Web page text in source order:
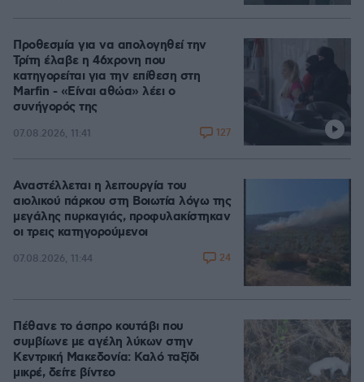
Προθεσμία για να απολογηθεί την
Τρίτη έλαβε η 46χρονη που
κατηγορείται για την επίθεση στη
Marfin - «Είναι αθώα» λέει ο
συνήγορός της
07.08.2026, 11:41 127
Αναστέλλεται η λειτουργία του
αιολικού πάρκου στη Βοιωτία λόγω της
μεγάλης πυρκαγιάς, προφυλακίστηκαν
οι τρεις κατηγορούμενοι
07.08.2026, 11:44 24
Πέθανε το άσπρο κουτάβι που
συμβίωνε με αγέλη λύκων στην
Κεντρική Μακεδονία: Καλό ταξίδι
μικρέ, δείτε βίντεο